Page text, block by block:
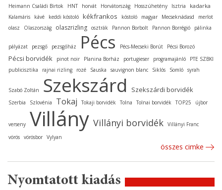
Heimann Családi Birtok
HNT horvát Horvátország Hosszúhetény Isztria kadarka
Kalamáris kávé keddi kóstoló kékfrankos kóstoló magyar Mecseknádasd
merlot
olasz
Olaszország olaszrizling osztrák Pannon Borbolt Pannon Borrégió pálinka
pályázat pezsgő pezsgőház Pécs Pécs-Mecseki Borút Pécsi Borozó
Pécsi borvidék pinot noir Planina Borház portugieser programajánló
PTE SZBKI
publicisztika
rajnai rizling rozé Sauska sauvignon blanc Siklós Somló syrah
Szabó Zoltán Szekszárd Szekszárdi borvidék
Szerbia Szlovénia Tokaj Tokaji borvidék Tolna Tolnai borvidék TOP25 újbor
verseny Villány Villányi borvidék Villányi Franc
vörös vörösbor Vylyan
összes cimke
Nyomtatott kiadás